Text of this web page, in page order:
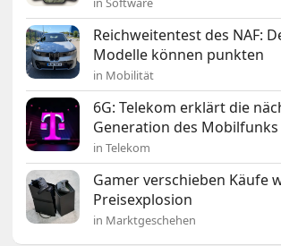
Reichweitentest des NAF:
Modelle können punkten
in Mobilität
6G: Telekom erklärt die
Generation des Mobilfunks
in Telekom
Gamer verschieben Käufe
Preisexplosion
in Marktgeschehen